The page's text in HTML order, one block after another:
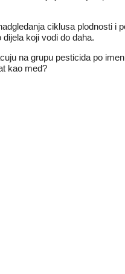
ciklusa plodnosti i
koji vodi do daha.
na grupu pesticida po
kao med?